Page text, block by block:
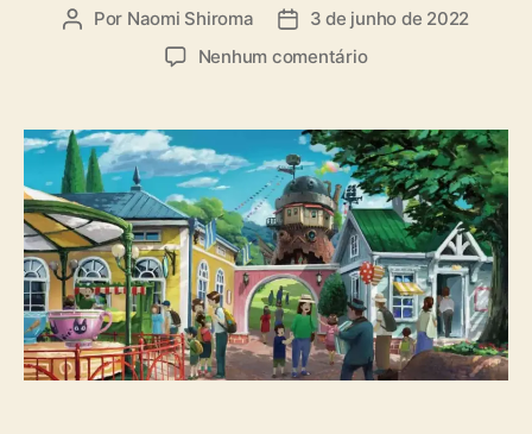
A
r
d
o
p
o
s
t
Por Naomi Shiroma
D
d
e
p
u
b
l
i
c
a
ç
ã
3 de junho de 2022
Nenhum comentárioe
r
e
a
‘
M
a
j
o
n
o